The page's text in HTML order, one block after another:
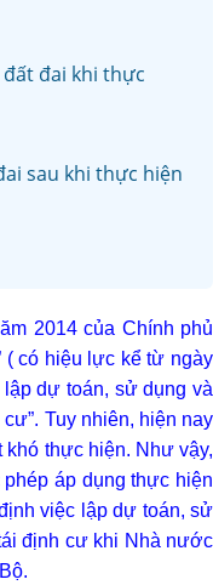
đai khi thực
sau khi thực hiện
2014 của Chính phủ
( có hiệu lực kể từ ngày
dự toán, sử dụng và
Tuy nhiên, hiện nay
thực hiện. Như vậy,
áp dụng thực hiện
việc lập dự toán, sử
định cư khi Nhà nước